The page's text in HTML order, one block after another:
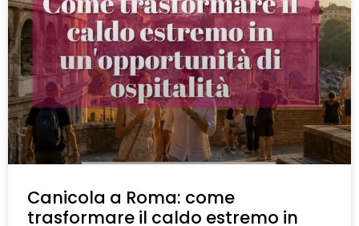
Canicola a Roma: come
trasformare il caldo estremo in